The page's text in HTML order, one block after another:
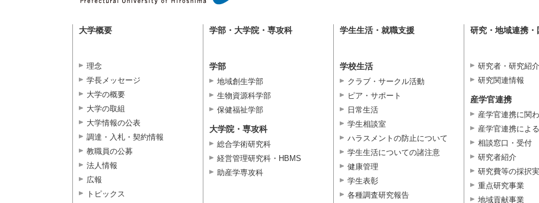
大学概要
理念
学長メッセージ
大学の概要
大学の取組
大学情報の公表
調達・入札・契約情報
教職員の公募
法人情報
広報
トピックス
学部・大学院・専攻科
学部
地域創生学部
生物資源科学部
保健福祉学部
大学院・専攻科
総合学術研究科
経営管理研究科・HBMS
助産学専攻科
学生生活・就職支援
学校生活
クラブ・サークル活動
ピア・サポート
日常生活
学生相談室
ハラスメントの防止について
学生生活についての諸注意
健康管理
学生表彰
各種調査研究報告
研究・地域連携・
研究者・研究紹介
研究関連情報
産学官連携
産学官連携に関
産学官連携によ
相談窓口・受付
研究者紹介
研究費等の採択
重点研究事業
地域貢献事業